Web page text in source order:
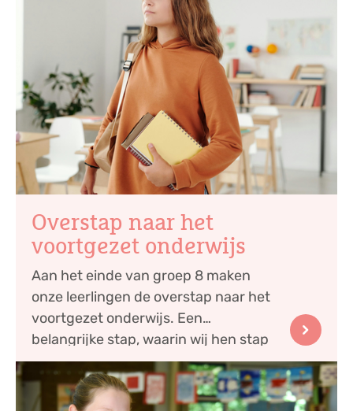
Overstap naar het
voortgezet onderwijs
Aan het einde van groep 8 maken
onze leerlingen de overstap naar het
voortgezet onderwijs. Een
belangrijke stap, waarin wij hen stap
voor stap begelei...